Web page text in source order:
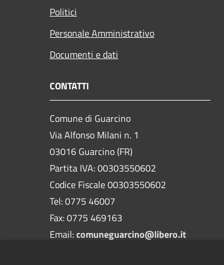
Politici
Personale Amministrativo
Documenti e dati
CONTATTI
Comune di Guarcino
Via Alfonso Milani n. 1
03016 Guarcino (FR)
Partita IVA: 00303550602
Codice Fiscale 00303550602
Tel: 0775 46007
Fax: 0775 469163
Email:comuneguarcino@libero.it